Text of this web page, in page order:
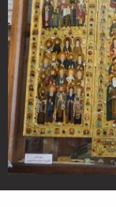
Sfinții